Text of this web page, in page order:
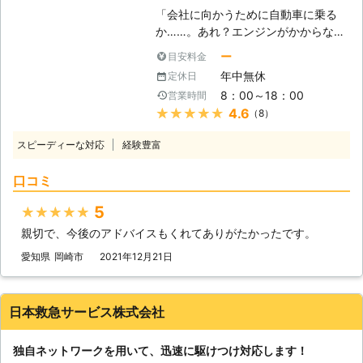
めさせていただきます。
がお客様により良い快適な旅行ライフ
や快適で明るいカーライフを提供いた
することができます。もしも車のエン
ジンが止まった場合、弊社までご連絡
くださいませ。連絡後、弊社スタッフ
がお客様の元へ駆けつけて車のバッテ
「会社に向かうために自動車に乗る
か……。あれ？エンジンがかからな
りますよね。当たり前のように動くと
思っていたので、今から電車で会社に
行こうにも、遅刻してしまうかもしれ
ません。「どうせ遅刻するなら、車が
なときは弊社「PlayUnity」が高速で
社は、多くのスタッフを至る所に配置
しているので、お客様からお電話いた
到着時間は約30分なので、早く車を
動くようにしたい方にこそご利用いた
の方法を用いてお客様のお悩みを解決
目安料金 ー
定休日 年中無休
営業時間 8：00～18：00
★★★★★ 4.6 （8）
スピーディーな対応 経験豊富
口コミ
★★★★★ 5
親切で、今後のアドバイスもくれてありがたかったです。
愛知県 岡崎市 2021年12月21日
日本救急サービス株式会社
独自ネットワークを用いて、迅速に駆けつけ対応します！